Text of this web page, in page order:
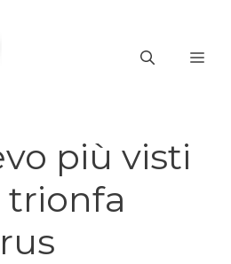
più visti
trionfa